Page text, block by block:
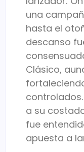
una
hasta el
descanso
Clásico,
a su
fue
apuesta a